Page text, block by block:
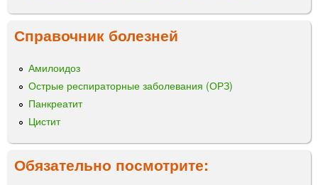
Справочник болезней
Амилоидоз
Острые респираторные заболевания (ОРЗ)
Панкреатит
Цистит
Обязательно посмотрите: